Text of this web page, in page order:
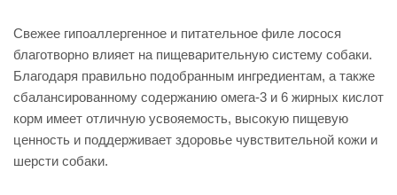
Свежее гипоаллергенное и питательное филе лосося
благотворно влияет на пищеварительную систему собаки.
Благодаря правильно подобранным ингредиентам, а также
сбалансированному содержанию омега-3 и 6 жирных кислот
корм имеет отличную усвояемость, высокую пищевую
ценность и поддерживает здоровье чувствительной кожи и
шерсти собаки.